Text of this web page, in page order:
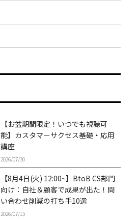
【お盆期間限定！いつでも視聴可
能】カスタマーサクセス基礎・応用
講座
2026/07/30
【8月4日(火) 12:00~】BtoB CS部門
向け：自社＆顧客で成果が出た！問
い合わせ削減の打ち手10選
2026/07/15